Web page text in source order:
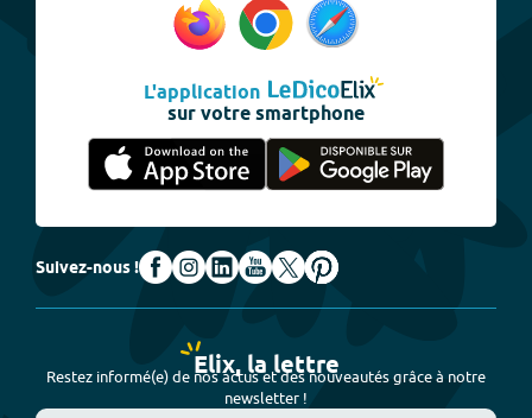
L'application
sur votre smartphone
Suivez-nous !
Elix, la lettre
Restez informé(e) de nos actus et des nouveautés grâce à notre
newsletter !